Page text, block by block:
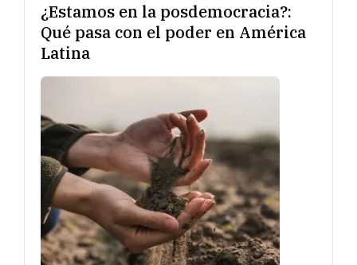
¿Estamos en la posdemocracia?:
Qué pasa con el poder en América
Latina